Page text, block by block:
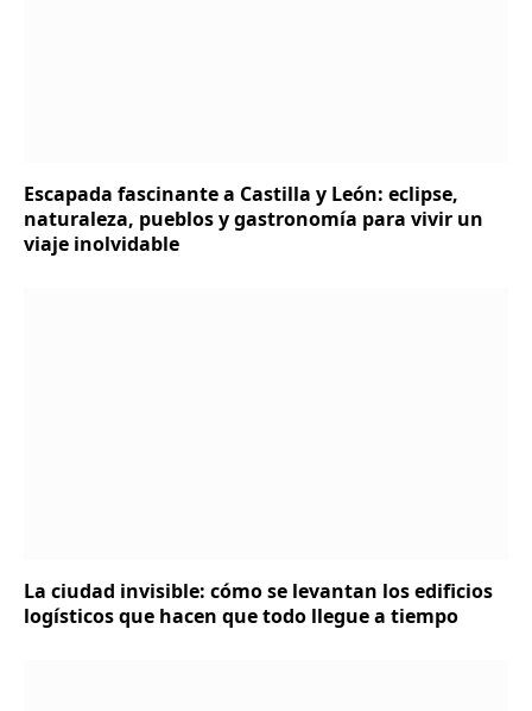
Escapada fascinante a Castilla y León: eclipse,
naturaleza, pueblos y gastronomía para vivir un
viaje inolvidable
La ciudad invisible: cómo se levantan los edificios
logísticos que hacen que todo llegue a tiempo